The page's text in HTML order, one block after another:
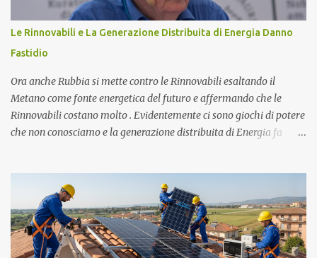
ottimizzare il rendimento energetico. Approfondiremo inoltre le
implicazioni che il suo corretto utilizzo ha sulla durata e
sull'affidabilità dell'intero sistema. Cos'è un Toroide o Meter e
Come Funziona? Il toroide (o meter) è un dispositivo el...
Le Rinnovabili e La Generazione Distribuita di Energia Danno
Fastidio
Ora anche Rubbia si mette contro le Rinnovabili esaltando il
Metano come fonte energetica del futuro e affermando che le
Rinnovabili costano molto . Evidentemente ci sono giochi di potere
che non conosciamo e la generazione distribuita di Energia fa
quanto trattasi di uno dei più famosi scienziati italiani. Ha
ottenuto il Premio Nobel per la Fisica nel 1984 ed attualmente è
Senatore della Repubblica con nomina presidenziale ( Senatore a
Vita della Repubblica Italiana ). Collabora con il CIEMAT (centro
di ricerca sull'energia, l'ambiente e la tecnologia), un organismo